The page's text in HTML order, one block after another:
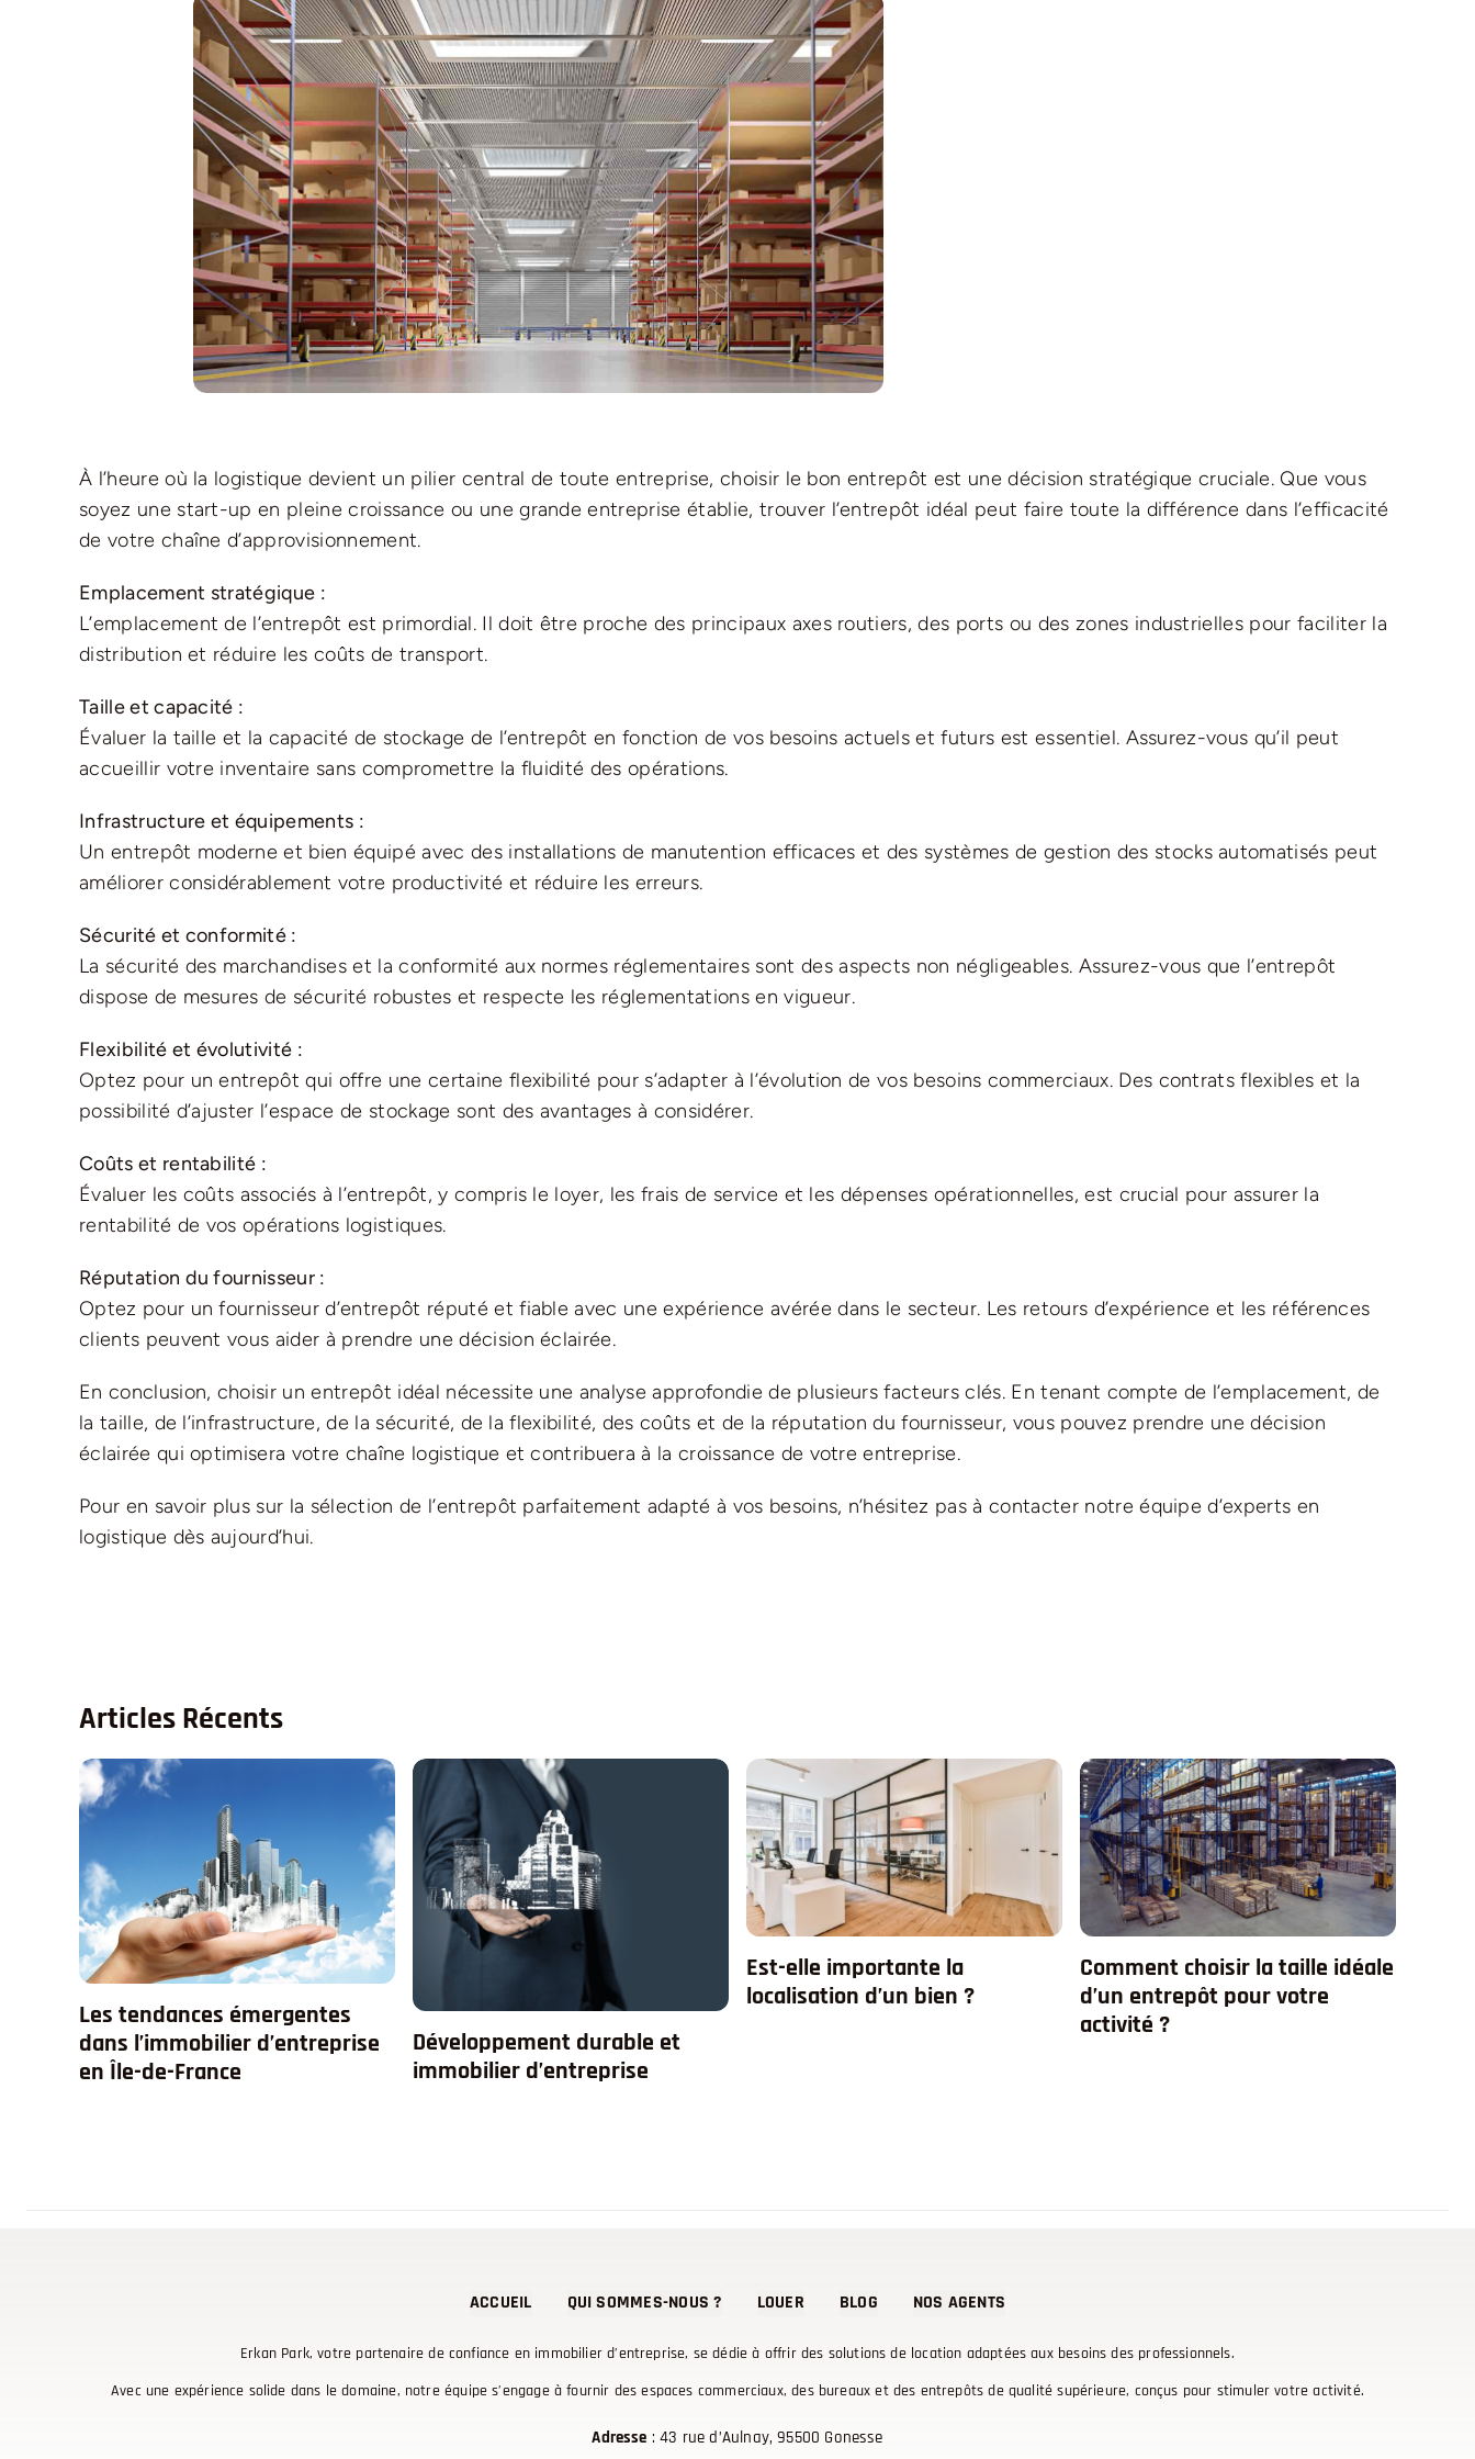
À l’heure où la logistique devient un pilier central de toute entreprise, choisir le bon entrepôt est une décision stratégique cruciale. Que vous
soyez une start-up en pleine croissance ou une grande entreprise établie, trouver l’entrepôt idéal peut faire toute la différence dans l’efficacité
de votre chaîne d’approvisionnement.
Emplacement stratégique :
L’emplacement de l’entrepôt est primordial. Il doit être proche des principaux axes routiers, des ports ou des zones industrielles pour faciliter la
distribution et réduire les coûts de transport.
Taille et capacité :
Évaluer la taille et la capacité de stockage de l’entrepôt en fonction de vos besoins actuels et futurs est essentiel. Assurez-vous qu’il peut
accueillir votre inventaire sans compromettre la fluidité des opérations.
Infrastructure et équipements :
Un entrepôt moderne et bien équipé avec des installations de manutention efficaces et des systèmes de gestion des stocks automatisés peut
améliorer considérablement votre productivité et réduire les erreurs.
Sécurité et conformité :
La sécurité des marchandises et la conformité aux normes réglementaires sont des aspects non négligeables. Assurez-vous que l’entrepôt
dispose de mesures de sécurité robustes et respecte les réglementations en vigueur.
Flexibilité et évolutivité :
Optez pour un entrepôt qui offre une certaine flexibilité pour s’adapter à l’évolution de vos besoins commerciaux. Des contrats flexibles et la
possibilité d’ajuster l’espace de stockage sont des avantages à considérer.
Coûts et rentabilité :
Évaluer les coûts associés à l’entrepôt, y compris le loyer, les frais de service et les dépenses opérationnelles, est crucial pour assurer la
rentabilité de vos opérations logistiques.
Réputation du fournisseur :
Optez pour un fournisseur d’entrepôt réputé et fiable avec une expérience avérée dans le secteur. Les retours d’expérience et les références
clients peuvent vous aider à prendre une décision éclairée.
En conclusion, choisir un entrepôt idéal nécessite une analyse approfondie de plusieurs facteurs clés. En tenant compte de l’emplacement, de
la taille, de l’infrastructure, de la sécurité, de la flexibilité, des coûts et de la réputation du fournisseur, vous pouvez prendre une décision
éclairée qui optimisera votre chaîne logistique et contribuera à la croissance de votre entreprise.
Pour en savoir plus sur la sélection de l’entrepôt parfaitement adapté à vos besoins, n’hésitez pas à contacter notre équipe d’experts en
logistique dès aujourd’hui.
Articles Récents
Les tendances émergentes
dans l’immobilier d’entreprise
en Île-de-France
Développement durable et
immobilier d’entreprise
Est-elle importante la
localisation d’un bien ?
Comment choisir la taille idéale
d’un entrepôt pour votre
activité ?
ACCUEIL QUI SOMMES-NOUS ? LOUER BLOG NOS AGENTS
Erkan Park, votre partenaire de confiance en immobilier d’entreprise, se dédie à offrir des solutions de location adaptées aux besoins des professionnels.
Avec une expérience solide dans le domaine, notre équipe s’engage à fournir des espaces commerciaux, des bureaux et des entrepôts de qualité supérieure, conçus pour stimuler votre activité.
Adresse : 43 rue d’Aulnay, 95500 Gonesse